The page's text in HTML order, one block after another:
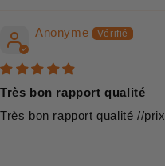
Anonyme
Très bon rapport qualité
Très bon rapport qualité //prix